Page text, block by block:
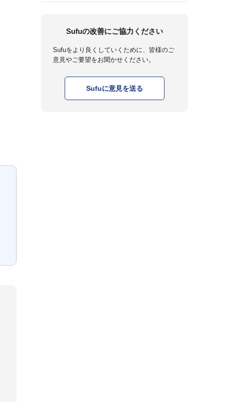
Sufuの改善にご協力ください
Sufuをより良くしていくために、皆様のご
意見やご要望をお聞かせください。
Sufuに意見を送る